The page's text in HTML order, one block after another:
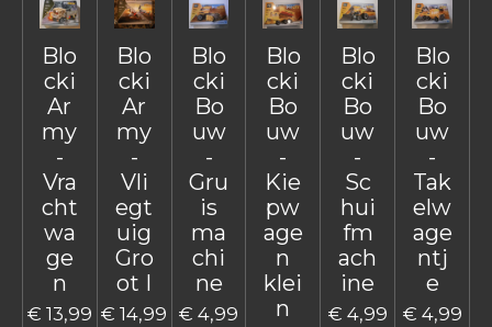
Blo
cki
Ar
my
-
Vra
cht
wa
ge
n
€ 13,99
Blo
cki
Ar
my
-
Vli
egt
uig
Gro
ot I
€ 14,99
Blo
cki
Bo
uw
-
Gru
is
ma
chi
ne
€ 4,99
Blo
cki
Bo
uw
-
Kie
pw
age
n
klei
n
Blo
cki
Bo
uw
-
Sc
hui
fm
ach
ine
€ 4,99
Blo
cki
Bo
uw
-
Tak
elw
age
ntj
e
€ 4,99